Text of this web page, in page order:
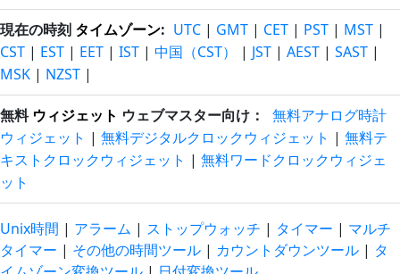
現在の時刻 タイムゾーン: UTC | GMT | CET | PST | MST |
CST | EST | EET | IST | 中国（CST） | JST | AEST | SAST |
MSK | NZST |
無料 ウィジェット ウェブマスター向け：
無料アナログ時計
ウィジェット | 無料デジタルクロックウィジェット | 無料テ
キストクロックウィジェット | 無料ワードクロックウィジェ
ット
Unix時間 | アラーム | ストップウォッチ | タイマー | マルチ
タイマー | その他の時間ツール | カウントダウンツール | タ